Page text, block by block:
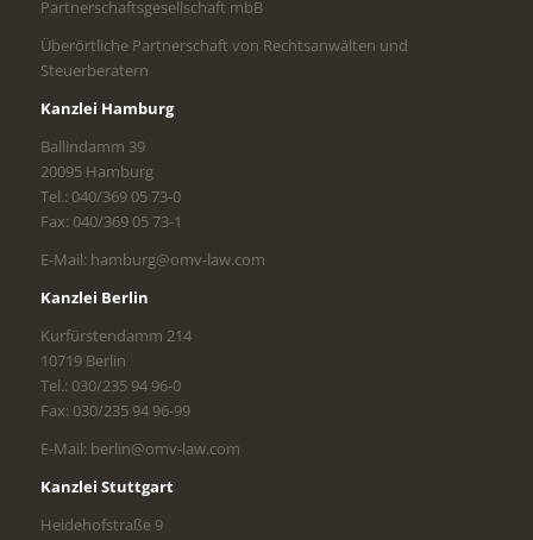
Partnerschaftsgesellschaft mbB
Überörtliche Partnerschaft von Rechtsanwälten und
Steuerberatern
Kanzlei Hamburg
Ballindamm 39
20095 Hamburg
Tel.: 040/369 05 73-0
Fax: 040/369 05 73-1
E-Mail: hamburg@omv-law.com
Kanzlei Berlin
Kurfürstendamm 214
10719 Berlin
Tel.: 030/235 94 96-0
Fax: 030/235 94 96-99
E-Mail: berlin@omv-law.com
Kanzlei Stuttgart
Heidehofstraße 9